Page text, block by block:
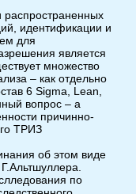
идентификации и
для
является
множество
– как отдельно
6 Sigma, Lean,
вопрос – а
причинно-
ТРИЗ
об этом виде
по